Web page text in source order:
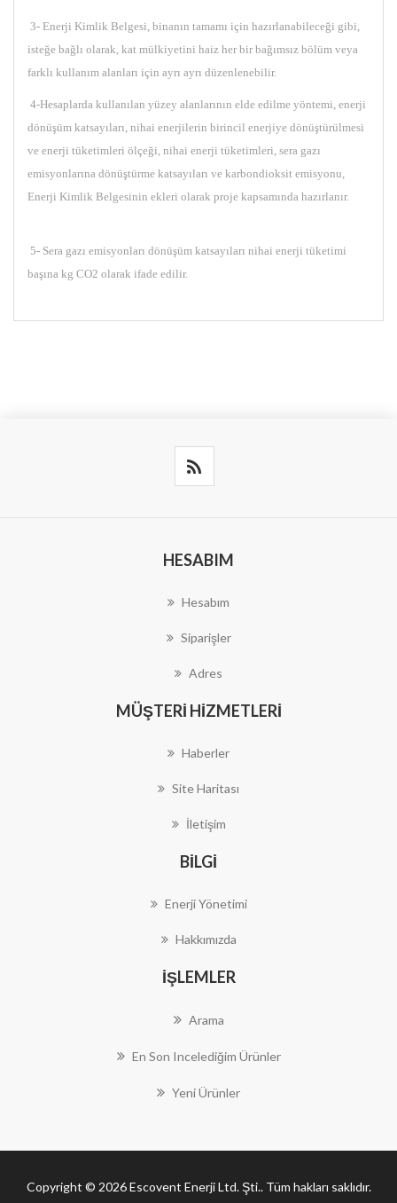
3- Enerji Kimlik Belgesi, binanın tamamı için hazırlanabileceği gibi,
isteğe bağlı olarak, kat mülkiyetini haiz her bir bağımsız bölüm veya
farklı kullanım alanları için ayrı ayrı düzenlenebilir.
4-Hesaplarda kullanılan yüzey alanlarının elde edilme yöntemi, enerji
dönüşüm katsayıları, nihai enerjilerin birincil enerjiye dönüştürülmesi
ve enerji tüketimleri ölçeği, nihai enerji tüketimleri, sera gazı
emisyonlarına dönüştürme katsayıları ve karbondioksit emisyonu,
Enerji Kimlik Belgesinin ekleri olarak proje kapsamında hazırlanır.
5- Sera gazı emisyonları dönüşüm katsayıları nihai enerji tüketimi
başına kg CO2 olarak ifade edilir.
HESABIM
Hesabım
Siparişler
Adres
MÜŞTERI HIZMETLERI
Haberler
Site Haritası
İletişim
BILGI
Enerji Yönetimi
Hakkımızda
İŞLEMLER
Arama
En Son Incelediğim Ürünler
Yeni Ürünler
Copyright © 2026 Escovent Enerji Ltd. Şti.. Tüm hakları saklıdır.